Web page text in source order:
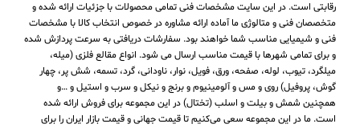
رقابتی است. در این سایت مشخصات فنی تمامی محصولات با جزئیات ارائه شده و
متخصصان فنی و متالوژی ما آماده ارائه مشاوره در خصوص انتخاب کالا با مشخصات
فنی و شیمیایی مناسب شما خواهند بود. سفارشات دریافتی به سرعت پردازش شده
و برای تمامی شهرها با قیمت مناسب ارسال می شود. انواع مقالع فلزی (میله،
میلگرد، تیوب، لوله، صفحه، ورق، فویل، نوار، ناودانی، گرد، تسمه، شش پر، چهار
گوش، پروفیل) روی و مس و آلومینیوم و برنج و نیکل و سرب و استیل و …و
همچنین شمش و بیلت و اسلب (تختال) در این مجموعه برای فروش ارائه شده
است. ما در این مجموعه سعی می‌کنیم تا قیمت جهانی و قیمت بازار ایران را برای